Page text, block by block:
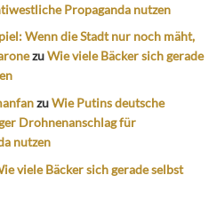
Propaganda nutzen
Wenn die Stadt nur noch mäht,
zuWie viele Bäcker sich gerade
zuWie Putins deutsche
Drohnenanschlag für
nutzen
viele Bäcker sich gerade selbst